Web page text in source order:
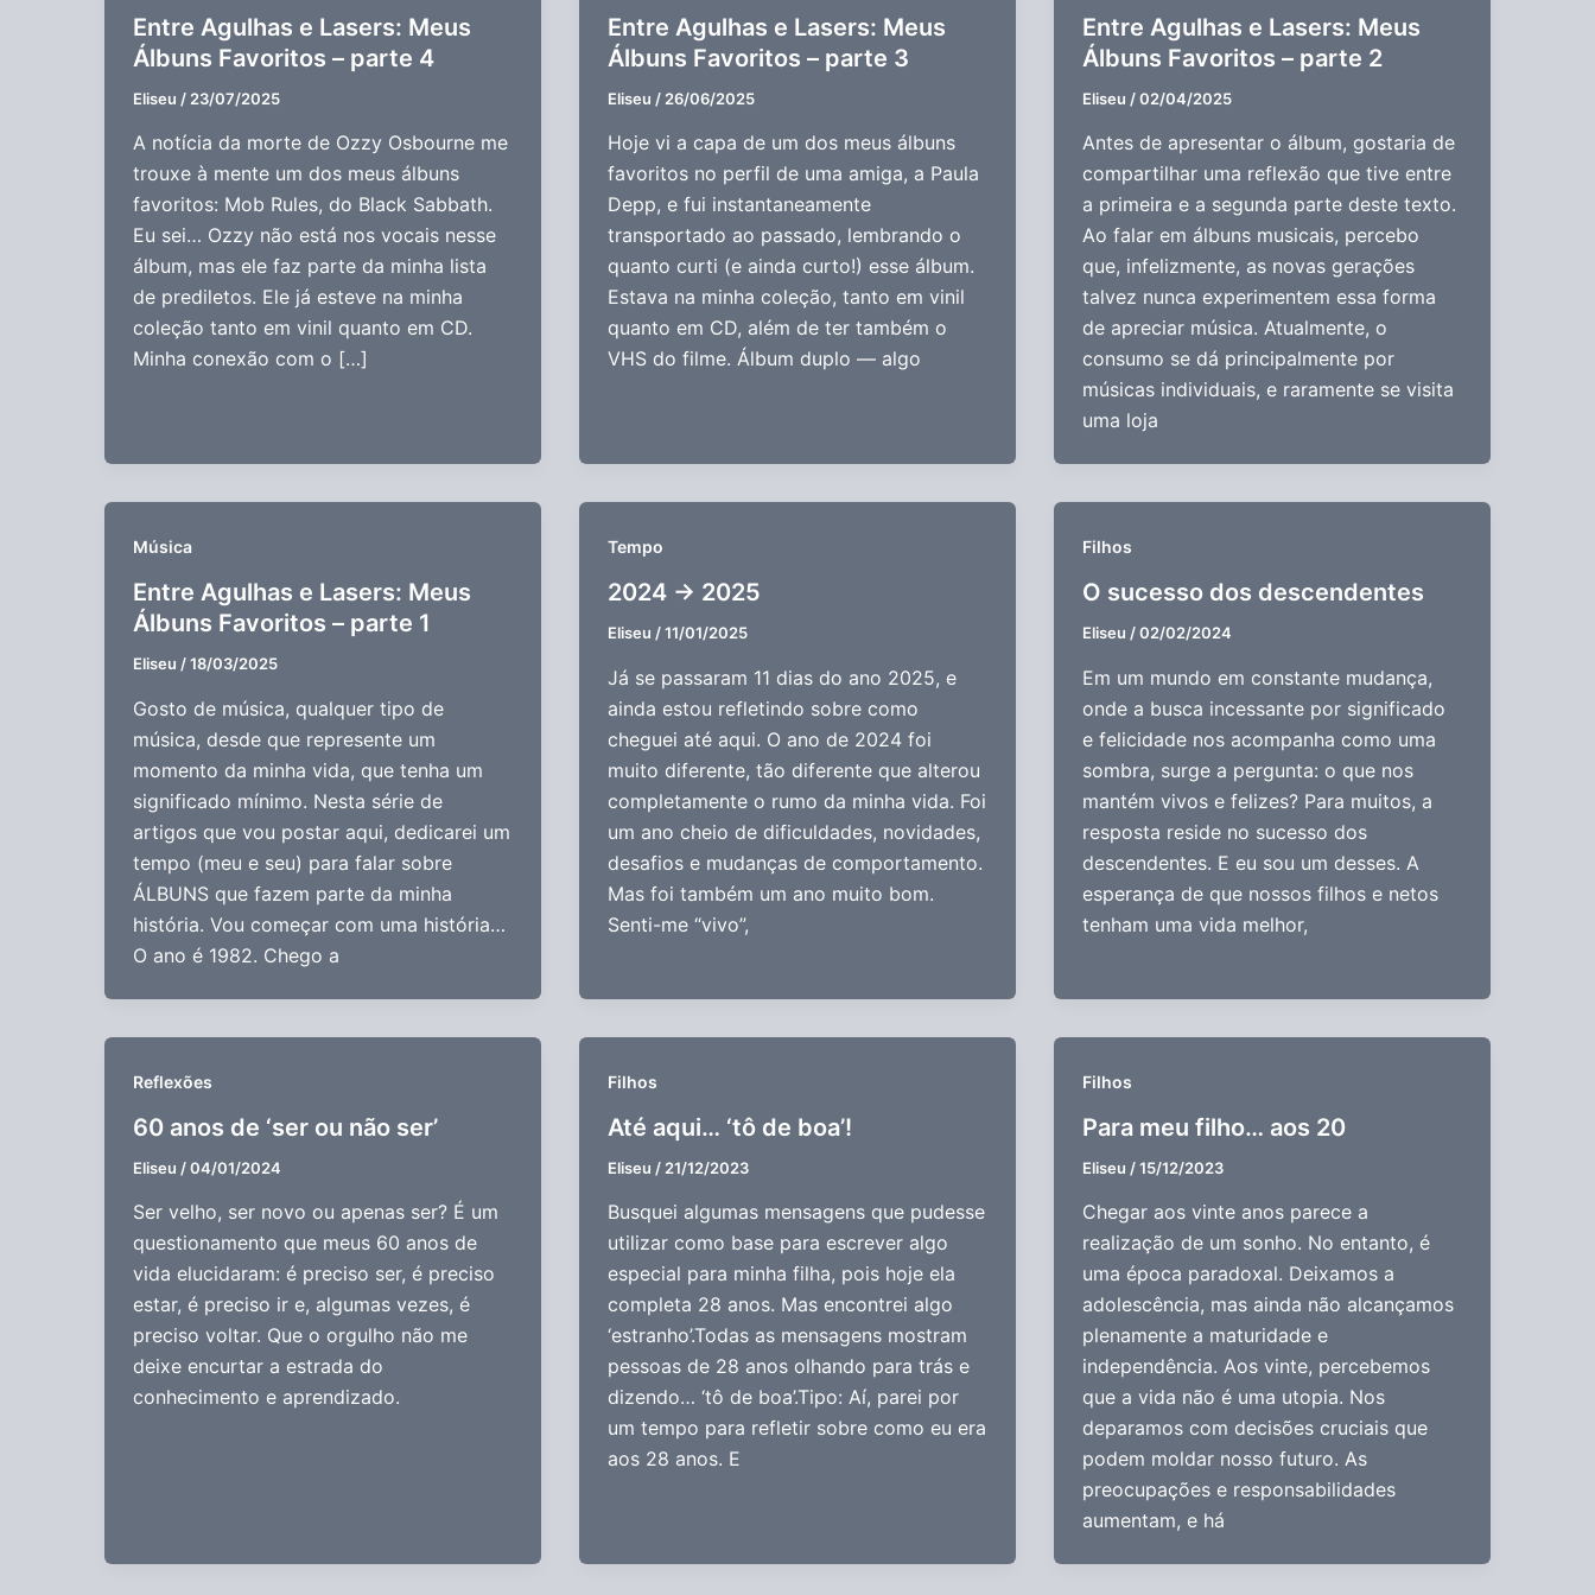
Entre Agulhas e Lasers: Meus
Álbuns Favoritos – parte 4
Eliseu / 23/07/2025
A notícia da morte de Ozzy Osbourne me
trouxe à mente um dos meus álbuns
favoritos: Mob Rules, do Black Sabbath.
Eu sei… Ozzy não está nos vocais nesse
álbum, mas ele faz parte da minha lista
de prediletos. Ele já esteve na minha
coleção tanto em vinil quanto em CD.
Minha conexão com o […]
Entre Agulhas e Lasers: Meus
Álbuns Favoritos – parte 3
Eliseu / 26/06/2025
Hoje vi a capa de um dos meus álbuns
favoritos no perfil de uma amiga, a Paula
Depp, e fui instantaneamente
transportado ao passado, lembrando o
quanto curti (e ainda curto!) esse álbum.
Estava na minha coleção, tanto em vinil
quanto em CD, além de ter também o
VHS do filme. Álbum duplo — algo
Entre Agulhas e Lasers: Meus
Álbuns Favoritos – parte 2
Eliseu /02/04/2025
Antes de apresentar o álbum, gostaria de
compartilhar uma reflexão que tive entre
a primeira e a segunda parte deste texto.
Ao falar em álbuns musicais, percebo
que, infelizmente, as novas gerações
talvez nunca experimentem essa forma
de apreciar música. Atualmente, o
consumo se dá principalmente por
músicas individuais, e raramente se visita
uma loja
Música
Entre Agulhas e Lasers: Meus
Álbuns Favoritos – parte 1
Eliseu /18/03/2025
Gosto de música, qualquer tipo de
música, desde que represente um
momento da minha vida, que tenha um
significado mínimo. Nesta série de
artigos que vou postar aqui, dedicarei um
tempo (meu e seu) para falar sobre
ÁLBUNS que fazem parte da minha
história. Vou começar com uma história…
O ano é 1982. Chego a
Tempo
2024 -> 2025
Eliseu /11/01/2025
Já se passaram 11 dias do ano 2025, e
ainda estou refletindo sobre como
cheguei até aqui. O ano de 2024 foi
muito diferente, tão diferente que alterou
completamente o rumo da minha vida. Foi
um ano cheio de dificuldades, novidades,
desafios e mudanças de comportamento.
Mas foi também um ano muito bom.
Senti-me “vivo”,
Filhos
O sucesso dos descendentes
Eliseu /02/02/2024
Em um mundo em constante mudança,
onde a busca incessante por significado
e felicidade nos acompanha como uma
sombra, surge a pergunta: o que nos
mantém vivos e felizes? Para muitos, a
resposta reside no sucesso dos
descendentes. E eu sou um desses. A
esperança de que nossos filhos e netos
tenham uma vida melhor,
Reflexões
60 anos de ‘ser ou não ser’
Eliseu /04/01/2024
Ser velho, ser novo ou apenas ser? É um
questionamento que meus 60 anos de
vida elucidaram: é preciso ser, é preciso
estar, é preciso ir e, algumas vezes, é
preciso voltar. Que o orgulho não me
deixe encurtar a estrada do
conhecimento e aprendizado.
Filhos
Até aqui… ‘tô de boa’!
Eliseu / 21/12/2023
Busquei algumas mensagens que pudesse
utilizar como base para escrever algo
especial para minha filha, pois hoje ela
completa 28 anos. Mas encontrei algo
‘estranho’.Todas as mensagens mostram
pessoas de 28 anos olhando para trás e
dizendo… ‘tô de boa’.Tipo: Aí, parei por
um tempo para refletir sobre como eu era
aos 28 anos. E
Filhos
Para meu filho… aos 20
Eliseu /15/12/2023
Chegar aos vinte anos parece a
realização de um sonho. No entanto, é
uma época paradoxal. Deixamos a
adolescência, mas ainda não alcançamos
plenamente a maturidade e
independência. Aos vinte, percebemos
que a vida não é uma utopia. Nos
deparamos com decisões cruciais que
podem moldar nosso futuro. As
preocupações e responsabilidades
aumentam, e há